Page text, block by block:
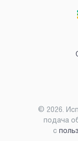
© 2026.
подача
с